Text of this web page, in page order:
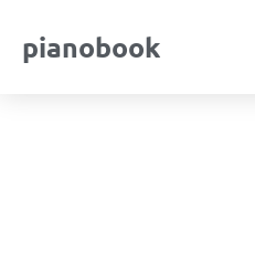
pianobook